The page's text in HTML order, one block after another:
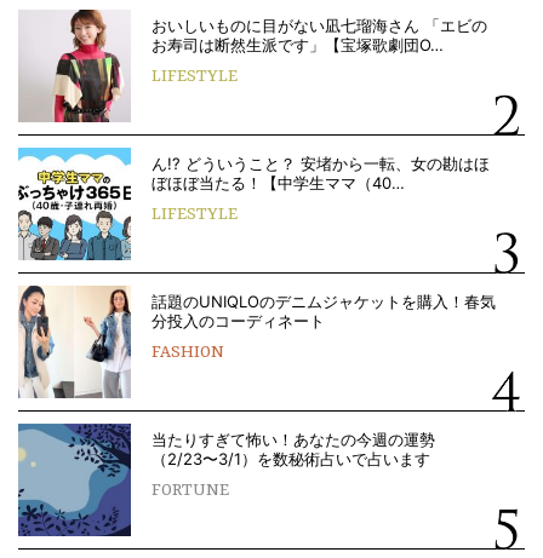
おいしいものに目がない凪七瑠海さん 「エビの
お寿司は断然生派です」【宝塚歌劇団O…
LIFESTYLE
ん!? どういうこと？ 安堵から一転、女の勘はほ
ぼほぼ当たる！【中学生ママ（40…
LIFESTYLE
話題のUNIQLOのデニムジャケットを購入！春気
分投入のコーディネート
FASHION
当たりすぎて怖い！あなたの今週の運勢
（2/23〜3/1）を数秘術占いで占います
FORTUNE